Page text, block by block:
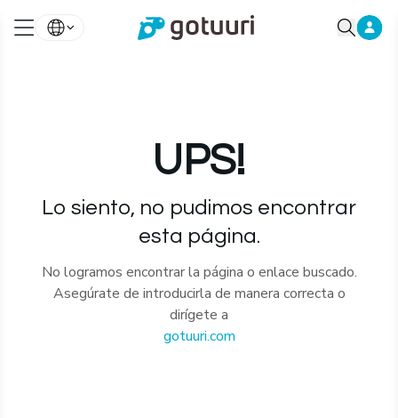
UPS!
Lo siento, no pudimos encontrar
esta página.
No logramos encontrar la página o enlace buscado.
Asegúrate de introducirla de manera correcta o
dirígete a
gotuuri.com